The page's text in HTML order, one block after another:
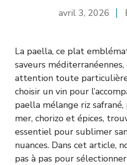
avril 3, 2026
La paella, ce plat
saveurs
attention toute particulière
choisir un vin pour
paella mélange riz
mer, chorizo et épices,
essentiel pour sublimer
nuances. Dans cet article,
pas à pas pour